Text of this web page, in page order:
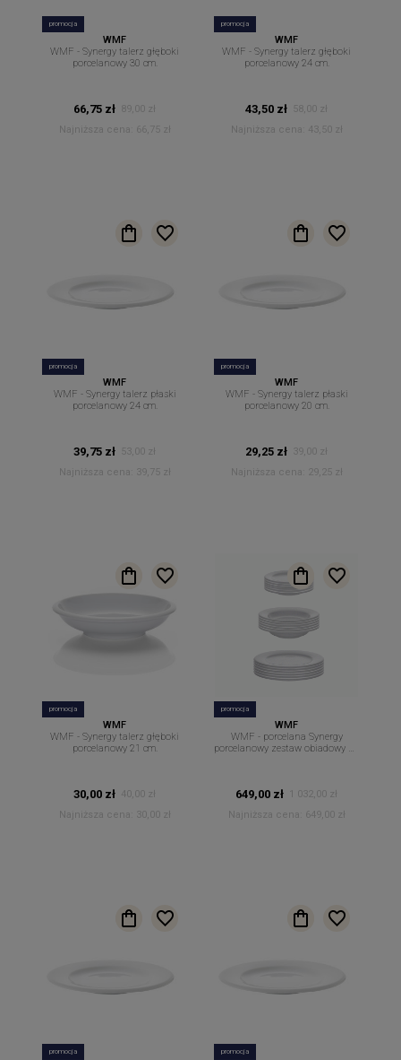
promocja
WMF
WMF - Synergy talerz głęboki
porcelanowy 30 cm.
66,75 zł 89,00 zł
Najniższa cena:
66,75 zł
promocja
WMF
WMF - Synergy talerz głęboki
porcelanowy 24 cm.
43,50 zł
58,00 zł
Najniższa cena:
43,50 zł
promocja
WMF
WMF - Synergy talerz płaski
porcelanowy 24 cm.
39,75 zł
53,00 zł
Najniższa cena:
39,75 zł
promocja
WMF
WMF - Synergy talerz płaski
porcelanowy 20 cm.
29,25 zł
39,00 zł
Najniższa cena:
29,25 zł
promocja
WMF
WMF - Synergy talerz głęboki
porcelanowy 21 cm.
30,00 zł
40,00 zł
Najniższa cena:
30,00 zł
promocja
WMF
WMF - porcelana Synergy
porcelanowy zestaw obiadowy 18
649,00 zł
1 032,00 zł
Najniższa cena:
649,00 zł
promocja promocja